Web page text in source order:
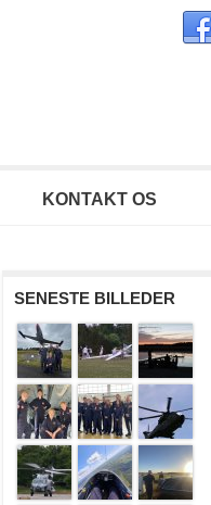
KONTAKT OS
SENESTE BILLEDER